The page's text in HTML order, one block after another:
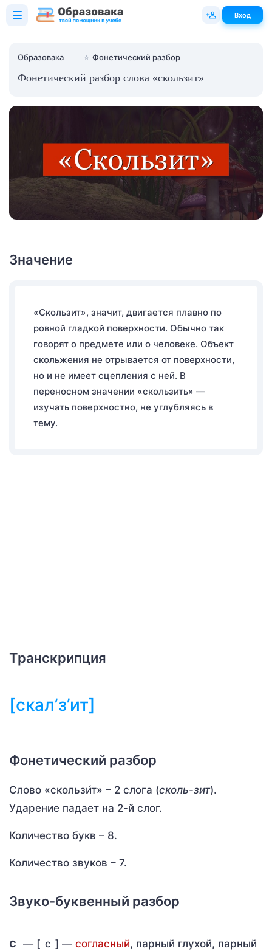
Образовака ⭐ Фонетический разбор
Фонетический разбор слова «скользит»
Значение
«Скользит», значит, двигается плавно по
ровной гладкой поверхности. Обычно так
говорят о предмете или о человеке. Объект
скольжения не отрывается от поверхности,
но и не имеет сцепления с ней. В
переносном значении «скользить» —
изучать поверхностно, не углубляясь в
тему.
Транскрипция
[скал’з’ит]
Фонетический разбор
Слово «скользи́т» – 2 слога (сколь-зит).
Ударение падает на 2-й слог.
Количество букв – 8.
Количество звуков – 7.
Звуко-буквенный разбор
с — [ с ] — согласный, парный глухой, парный
Вход